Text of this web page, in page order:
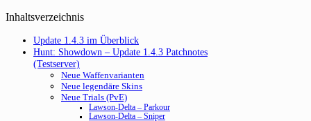
Inhaltsverzeichnis
Update 1.4.3 im Überblick
Hunt: Showdown – Update 1.4.3 Patchnotes
(Testserver)
Neue Waffenvarianten
Neue legendäre Skins
Neue Trials (PvE)
Lawson-Delta – Parkour
Lawson-Delta – Sniper